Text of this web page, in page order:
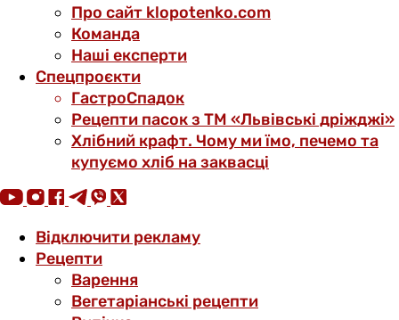
Про сайт klopotenko.com
Команда
Наші експерти
Спецпроєкти
ГастроСпадок
Рецепти пасок з ТМ «Львівські дріжджі»
Хлібний крафт. Чому ми їмо, печемо та
купуємо хліб на заквасці
Відключити рекламу
Рецепти
Варення
Вегетаріанські рецепти